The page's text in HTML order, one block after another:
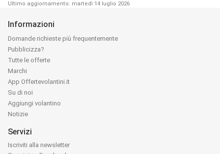
Ultimo aggiornamento: martedì 14 luglio 2026
Informazioni
Domande richieste più frequentemente
Pubblicizza?
Tutte le offerte
Marchi
App Offertevolantini.it
Su di noi
Aggiungi volantino
Notizie
Servizi
Iscriviti alla newsletter